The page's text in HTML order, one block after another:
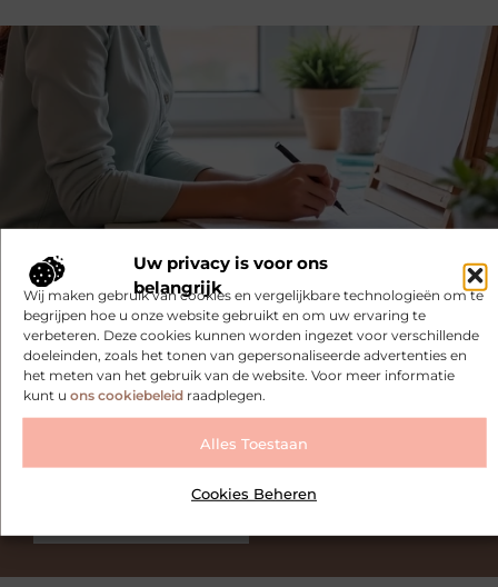
Uw privacy is voor ons
belangrijk
Wij maken gebruik van cookies en vergelijkbare technologieën om te
begrijpen hoe u onze website gebruikt en om uw ervaring te
verbeteren. Deze cookies kunnen worden ingezet voor verschillende
doeleinden, zoals het tonen van gepersonaliseerde advertenties en
het meten van het gebruik van de website. Voor meer informatie
kunt u ons cookiebeleidraadplegen.
Alles Toestaan
Cookies Beheren
Registreer nu en word deel van ons platform!
Ben jij een gepassioneerde schrijver of een
nieuwsgierige lezer? Sluit je aan bij ons blogplatform
en deel jouw verhalen, ontdek inspirerende blogs en
vandaag nog en begin met bloggen.